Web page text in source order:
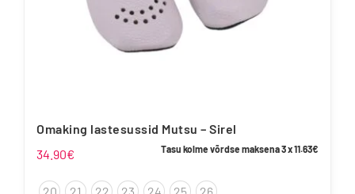
Omaking lastesussid Mutsu – Sirel
34.90€ Tasu kolme võrdse maksena 3 x11.63€
20 21 22 23 24 25 26